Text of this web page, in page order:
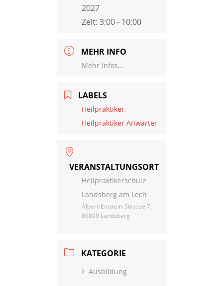
2027
Zeit: 3:00 - 10:00
MEHR INFO
Mehr Infos...
LABELS
Heilpraktiker,
Heilpraktiker Anwärter
VERANSTALTUNGSORT
Heilpraktikerschule
Landsberg am Lech
Albert-Einstein-Strasse 7,
86899 Landsberg
KATEGORIE
Ausbildung